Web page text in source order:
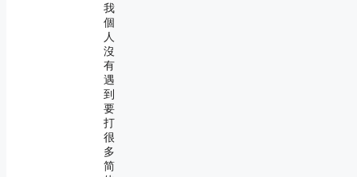
我
個
人
沒
有
遇
到
要
打
很
多
简